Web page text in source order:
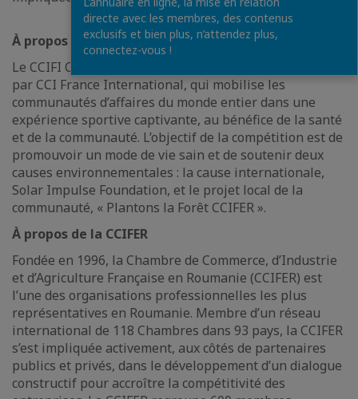
À propos du CCIFI Challenge
Le CCIFI Challenge est une initiative mondiale lancée
par CCI France International, qui mobilise les
communautés d’affaires du monde entier dans une
expérience sportive captivante, au bénéfice de la santé
et de la communauté. L’objectif de la compétition est de
promouvoir un mode de vie sain et de soutenir deux
causes environnementales : la cause internationale,
Solar Impulse Foundation, et le projet local de la
communauté, « Plantons la Forêt CCIFER ».
À propos de la CCIFER
Fondée en 1996, la Chambre de Commerce, d’Industrie
et d’Agriculture Française en Roumanie (CCIFER) est
l’une des organisations professionnelles les plus
représentatives en Roumanie. Membre d’un réseau
international de 118 Chambres dans 93 pays, la CCIFER
s’est impliquée activement, aux côtés de partenaires
publics et privés, dans le développement d’un dialogue
constructif pour accroître la compétitivité des
directe avec les membres, des contenus
exclusifs et bien plus, n’attendez plus,
connectez-vous !